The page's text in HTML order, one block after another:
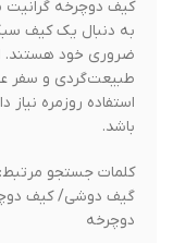
به دنبال یک کیف سبک،
ضروری خود هستند. اگر
طبیعت‌گردی و سفر
استفاده روزمره نیاز
کلمات جستجو مرتبط:
گیف دوشی/ کیف
دوچرخه